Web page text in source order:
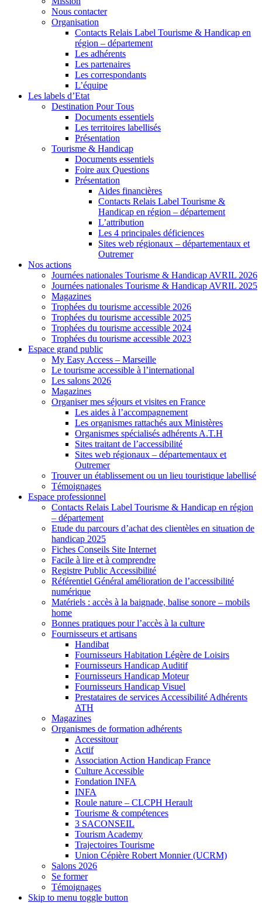
Nous contacter
Organisation
Contacts Relais Label Tourisme & Handicap en
région – département
Les adhérents
Les partenaires
Les correspondants
L’équipe
Les labels d’Etat
Destination Pour Tous
Documents essentiels
Les territoires labellisés
Présentation
Tourisme & Handicap
Documents essentiels
Foire aux Questions
Présentation
Aides financières
Contacts Relais Label Tourisme &
Handicap en région – département
L’attribution
Les 4 principales déficiences
Sites web régionaux – départementaux et
Outremer
Nos actions
Journées nationales Tourisme & Handicap AVRIL 2026
Journées nationales Tourisme & Handicap AVRIL 2025
Magazines
Trophées du tourisme accessible 2026
Trophées du tourisme accessible 2025
Trophées du tourisme accessible 2024
Trophées du tourisme accessible 2023
Espace grand public
My Easy Access – Marseille
Le tourisme accessible à l’international
Les salons 2026
Magazines
Organiser mes séjours et visites en France
Les aides à l’accompagnement
Les organismes rattachés aux Ministères
Organismes spécialisés adhérents A.T.H
Sites traitant de l’accessibilité
Sites web régionaux – départementaux et
Outremer
Trouver un établissement ou un lieu touristique labellisé
Témoignages
Espace professionnel
Contacts Relais Label Tourisme & Handicap en région
– département
Etude du parcours d’achat des clientèles en situation de
handicap 2025
Fiches Conseils Site Internet
Facile à lire et à comprendre
Registre Public Accessibilité
Référentiel Général amélioration de l’accessibilité
numérique
Matériels : accès à la baignade, balise sonore – mobils
home
Bonnes pratiques pour l’accès à la culture
Fournisseurs et artisans
Handibat
Fournisseurs Habitation Légère de Loisirs
Fournisseurs Handicap Auditif
Fournisseurs Handicap Moteur
Fournisseurs Handicap Visuel
Prestataires de services Accessibilité Adhérents
ATH
Magazines
Organismes de formation adhérents
Accessitour
Actif
Association Action Handicap France
Culture Accessible
Fondation INFA
INFA
Roule nature – CLCPH Herault
Tourisme & compétences
3 SACONSEIL
Tourism Academy
Trajectoires Tourisme
Union Cépière Robert Monnier (UCRM)
Salons 2026
Se former
Témoignages
Skip to menu toggle button